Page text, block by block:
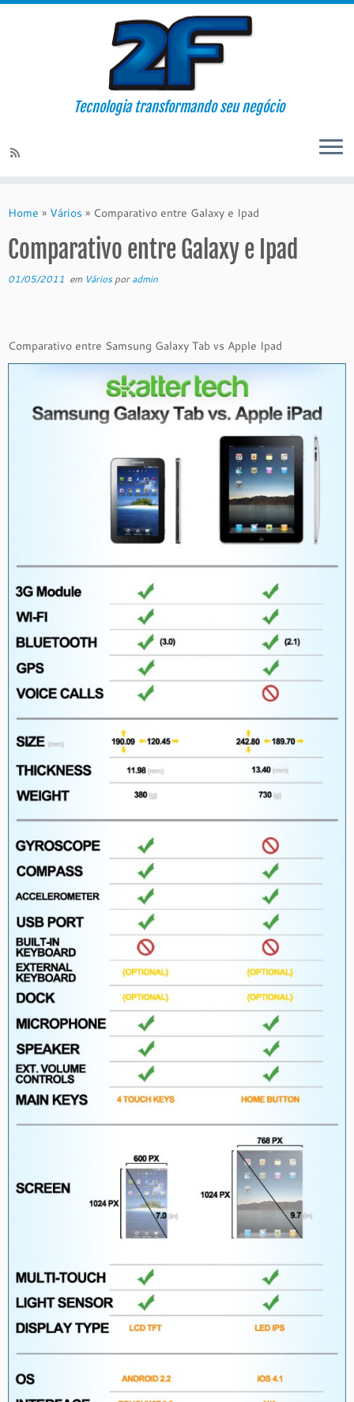
Tecnologia transformando seu negócio
Home » Vários » Comparativo entre Galaxy e Ipad
Comparativo entre Galaxy e Ipad
01/05/2011 em Váriosporadmin
Comparativo entre Samsung Galaxy Tab vs Apple Ipad